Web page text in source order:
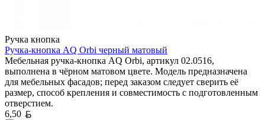
Ручка кнопка
Ручка-кнопка AQ Orbi черный матовый
Мебельная ручка-кнопка AQ Orbi, артикул 02.0516,
выполнена в чёрном матовом цвете. Модель предназначена
для мебельных фасадов; перед заказом следует сверить её
размер, способ крепления и совместимость с подготовленным
отверстием.
6,50